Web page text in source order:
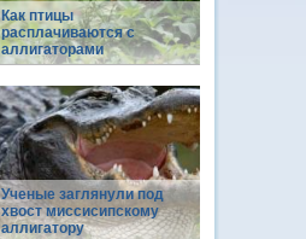
Как птицы
расплачиваются с
аллигаторами
Ученые заглянули под
хвост миссисипскому
аллигатору